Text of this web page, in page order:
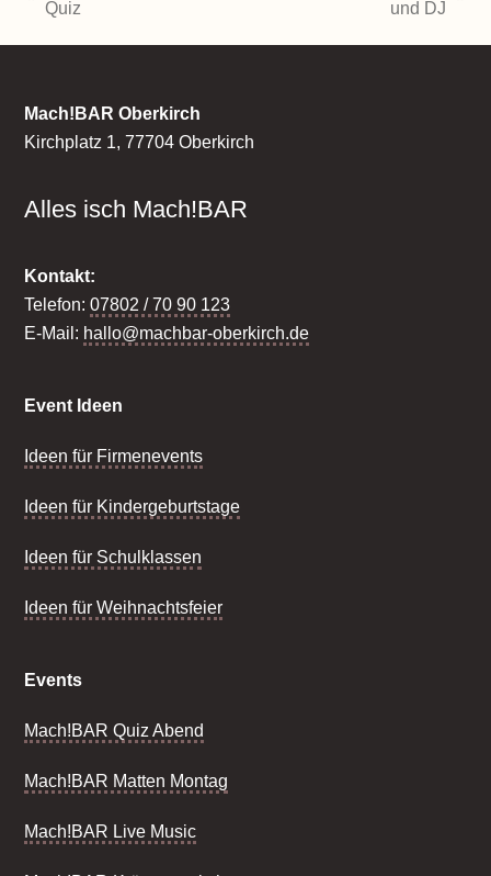
vorheriger
Quiz
und DJ
Mach!BAR Oberkirch
Kirchplatz 1, 77704 Oberkirch
Alles isch Mach!BAR
Kontakt:
Telefon:07802 / 70 90 123
E-Mail: hallo@machbar-oberkirch.de
Event Ideen
Ideen für Firmenevents
Ideen für Kindergeburtstage
Ideen für Schulklassen
Ideen für Weihnachtsfeier
Events
Mach!BAR Quiz Abend
Mach!BAR Matten Montag
Mach!BAR Live Music